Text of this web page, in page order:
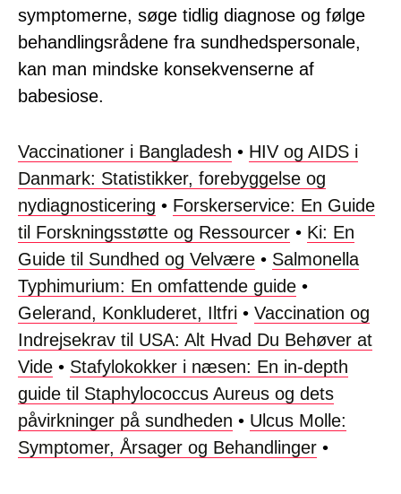
symptomerne, søge tidlig diagnose og følge
behandlingsrådene fra sundhedspersonale,
kan man mindske konsekvenserne af
babesiose.
Vaccinationer i Bangladesh • HIV og AIDS i
Danmark: Statistikker, forebyggelse og
nydiagnosticering • Forskerservice: En Guide
til Forskningsstøtte og Ressourcer • Ki: En
Guide til Sundhed og Velvære • Salmonella
Typhimurium: En omfattende guide •
Gelerand, Konkluderet, Iltfri • Vaccination og
Indrejsekrav til USA: Alt Hvad Du Behøver at
Vide • Stafylokokker i næsen: En in-depth
guide til Staphylococcus Aureus og dets
påvirkninger på sundheden • Ulcus Molle:
Symptomer, Årsager og Behandlinger •